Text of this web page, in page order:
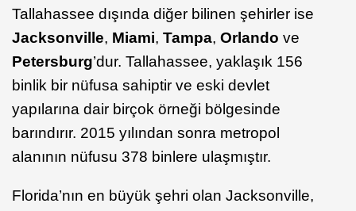
Tallahassee dışında diğer bilinen şehirler ise
Jacksonville, Miami, Tampa, Orlando ve
Petersburg’dur. Tallahassee, yaklaşık 156
binlik bir nüfusa sahiptir ve eski devlet
yapılarına dair birçok örneği bölgesinde
barındırır. 2015 yılından sonra metropol
alanının nüfusu 378 binlere ulaşmıştır.
Florida’nın en büyük şehri olan Jacksonville,